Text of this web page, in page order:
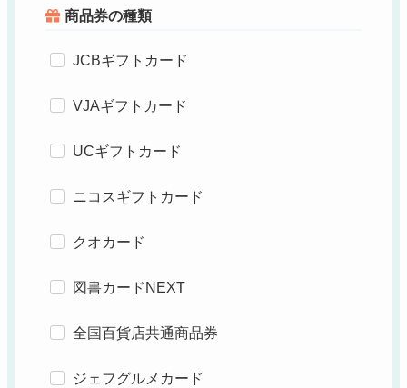
商品券の種類
JCBギフトカード
VJAギフトカード
UCギフトカード
ニコスギフトカード
クオカード
図書カードNEXT
全国百貨店共通商品券
ジェフグルメカード